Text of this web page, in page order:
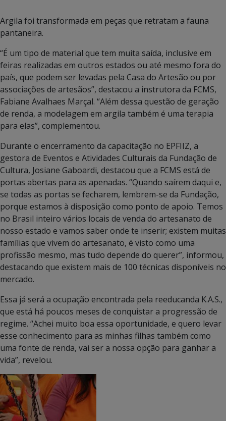
Argila foi transformada em peças que retratam a fauna
pantaneira.
“É um tipo de material que tem muita saída, inclusive em
feiras realizadas em outros estados ou até mesmo fora do
país, que podem ser levadas pela Casa do Artesão ou por
associações de artesãos”, destacou a instrutora da FCMS,
Fabiane Avalhaes Marçal. “Além dessa questão de geração
de renda, a modelagem em argila também é uma terapia
para elas”, complementou.
Durante o encerramento da capacitação no EPFIIZ, a
gestora de Eventos e Atividades Culturais da Fundação de
Cultura, Josiane Gaboardi, destacou que a FCMS está de
portas abertas para as apenadas. “Quando saírem daqui e,
se todas as portas se fecharem, lembrem-se da Fundação,
porque estamos à disposição como ponto de apoio. Temos
no Brasil inteiro vários locais de venda do artesanato de
nosso estado e vamos saber onde te inserir; existem muitas
famílias que vivem do artesanato, é visto como uma
profissão mesmo, mas tudo depende do querer”, informou,
destacando que existem mais de 100 técnicas disponíveis no
mercado.
Essa já será a ocupação encontrada pela reeducanda K.A.S.,
que está há poucos meses de conquistar a progressão de
regime. “Achei muito boa essa oportunidade, e quero levar
esse conhecimento para as minhas filhas também como
uma fonte de renda, vai ser a nossa opção para ganhar a
vida”, revelou.